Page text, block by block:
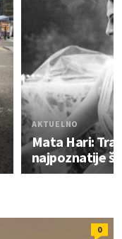
AKTUELNO
Mata Hari:
najpoznatije
0